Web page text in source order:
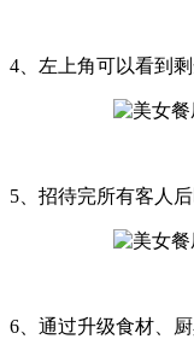
4、左上角可以看到剩
5、招待完所有客人
6、通过升级食材、